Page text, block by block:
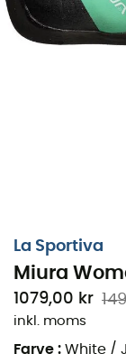
La Sportiva
Miura
1079,00 kr
inkl. moms
Farve : White /
Helly Hansen
Barbour
Sko,
Fleecejakker
Dunjakker herrer
Parkas herrer
Fleecejakker herrer
Telte